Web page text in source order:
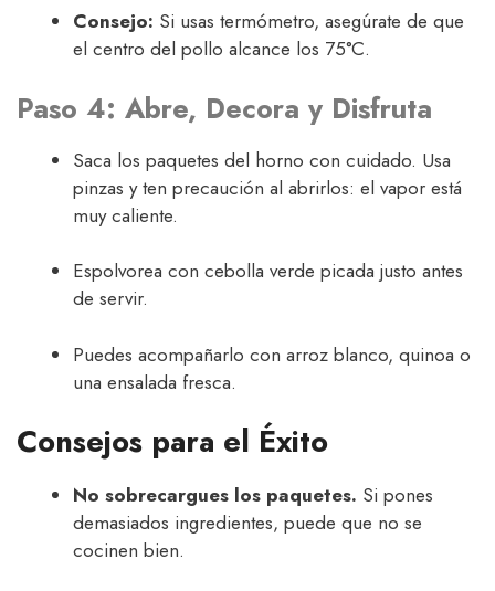
Consejo: Si usas termómetro, asegúrate de que
el centro del pollo alcance los 75°C.
Paso 4: Abre, Decora y Disfruta
Saca los paquetes del horno con cuidado. Usa
pinzas y ten precaución al abrirlos: el vapor está
muy caliente.
Espolvorea con cebolla verde picada justo antes
de servir.
Puedes acompañarlo con arroz blanco, quinoa o
una ensalada fresca.
Consejos para el Éxito
No sobrecargues los paquetes. Si pones
demasiados ingredientes, puede que no se
cocinen bien.